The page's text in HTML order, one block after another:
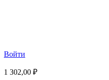
Войти
1 302,00 ₽